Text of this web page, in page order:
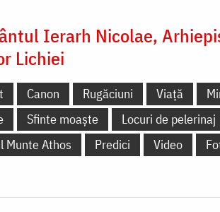
Ierarh Nicolae,
Lichiei
Canon Rugăciuni Viață
Sfinte moaște
Locuri de pelerinaj
Munte Athos
Predici Video